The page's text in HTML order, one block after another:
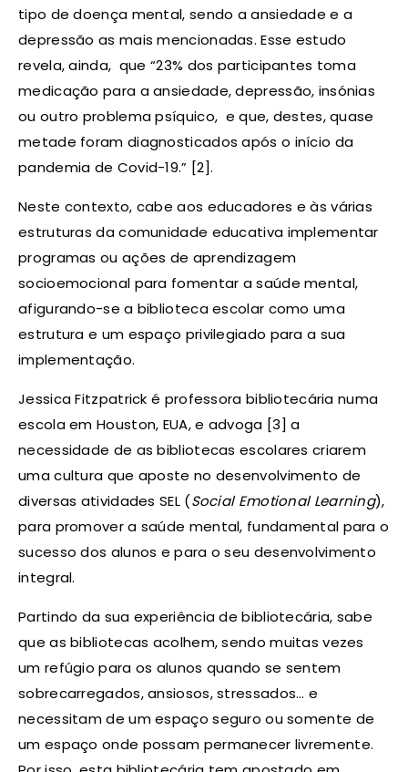
tipo de doença mental, sendo a ansiedade e a
depressão as mais mencionadas. Esse estudo
revela, ainda, que “23% dos participantes toma
medicação para a ansiedade, depressão, insónias
ou outro problema psíquico, e que, destes, quase
metade foram diagnosticados após o início da
pandemia de Covid-19.” [2].
Neste contexto, cabe aos educadores e às várias
estruturas da comunidade educativa implementar
programas ou ações de aprendizagem
socioemocional para fomentar a saúde mental,
afigurando-se a biblioteca escolar como uma
estrutura e um espaço privilegiado para a sua
implementação.
Jessica Fitzpatrick é professora bibliotecária numa
escola em Houston, EUA, e advoga [3] a
necessidade de as bibliotecas escolares criarem
uma cultura que aposte no desenvolvimento de
diversas atividades SEL (Social Emotional Learning),
para promover a saúde mental, fundamental para o
sucesso dos alunos e para o seu desenvolvimento
integral.
Partindo da sua experiência de bibliotecária, sabe
que as bibliotecas acolhem, sendo muitas vezes
um refúgio para os alunos quando se sentem
sobrecarregados, ansiosos, stressados… e
necessitam de um espaço seguro ou somente de
um espaço onde possam permanecer livremente.